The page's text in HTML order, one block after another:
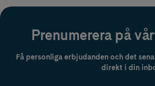
Prenumerera på
Få personliga erbjudanden och det
direkt i din